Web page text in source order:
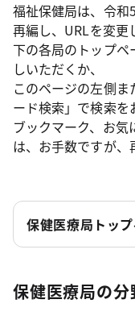
福祉保健局は、令和
再編し、URLを変更
下の各局のトップ
しいただくか、
このページの左側
ード検索」で検索を
ブックマーク、お
は、お手数ですが、
保健医療局トッ
保健医療局の分